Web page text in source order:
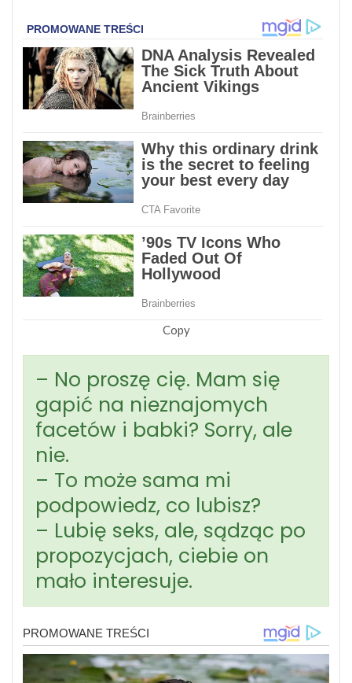
Copy
– No proszę cię. Mam się
gapić na nieznajomych
facetów i babki? Sorry, ale
nie.
– To może sama mi
podpowiedz, co lubisz?
– Lubię seks, ale, sądząc po
propozycjach, ciebie on
mało interesuje.